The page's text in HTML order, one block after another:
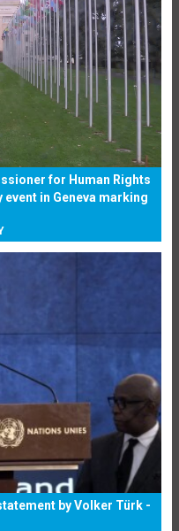
for Human Rights
in Geneva marking
by Volker Türk -